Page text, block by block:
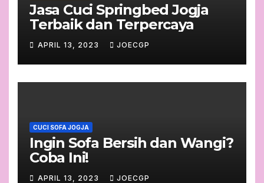
Jasa Cuci Springbed Jogja
Terbaik dan Terpercaya
APRIL 13, 2023 JOECGP
CUCI SOFA JOGJA
Ingin Sofa Bersih dan Wangi?
Coba Ini!
APRIL 13, 2023 JOECGP